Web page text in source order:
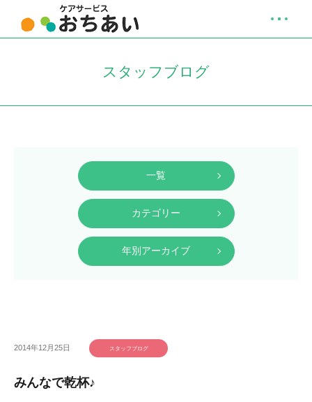
スタッフブログ
一覧
カテゴリー
年別アーカイブ
2014年12月25日 スタッフブログ
みんなで乾杯♪